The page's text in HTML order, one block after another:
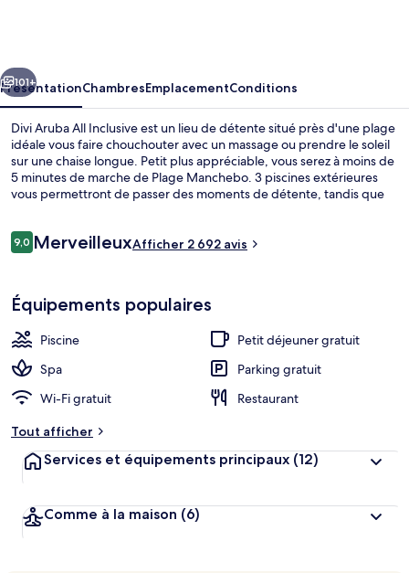
Suivant
101+
PrésentationChambresEmplacementConditions
Divi Aruba All Inclusive est un lieu de détente situé près d'une plage
idéale vous faire chouchouter avec un massage ou prendre le soleil
sur une chaise longue. Petit plus appréciable, vous serez à moins de
5 minutes de marche de Plage Manchebo. 3 piscines extérieures
vous permettront de passer des moments de détente, tandis que
d'hydrothérapie. L'établissement Red Parrot Restaurant, l'un des 4
en outre 2 bars de plage, un club pour enfants (gratuit) et une salle
de fitness. Les autres voyageurs adorent la piscine rafraîchissante et
Avis
voyageurs
9,09,0 sur 10
MerveilleuxAfficher 2 692 avis
Équipements populaires
Piscine
Petit déjeuner gratuit
Spa
Parking gratuit
Wi-Fi gratuit
Restaurant
Tout afficher
Services et équipements principaux (12)
Comme à la maison (6)